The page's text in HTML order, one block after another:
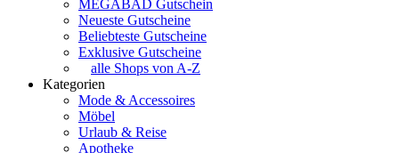
MEGABAD Gutschein
Neueste Gutscheine
Beliebteste Gutscheine
Exklusive Gutscheine
alle Shops von A-Z
Kategorien
Mode & Accessoires
Möbel
Urlaub & Reise
Apotheke